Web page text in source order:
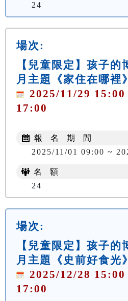
24
場次:
【兒童限定】孩子
月主題《家住在哪裡》
2025/11/29 15:00
17:00
報 名 期 間
2025/11/01 09:00 ~
名 額
24
場次:
【兒童限定】孩子
月主題《史前好食光》
2025/12/28 15:00
17:00